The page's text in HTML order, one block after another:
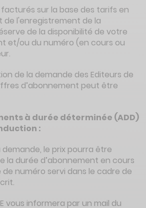
sur la base des tarifs en
de l'enregistrement de la
de la disponibilité de votre
et/ou du numéro (en cours ou
de la demande des Editeurs de
d’abonnement peut être
à durée déterminée (ADD)
:
demande, le prix pourra être
la durée d’abonnement en cours
de numéro servi dans le cadre de
vous informera par un mail du